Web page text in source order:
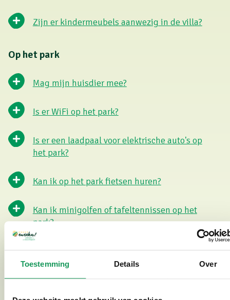
Toestemming Details Over
Zijn er kindermeubels aanwezig in de villa?
Op het park
Mag mijn huisdier mee?
Is er WiFi op het park?
Is er een laadpaal voor elektrische auto's op
het park?
Kan ik op het park fietsen huren?
Kan ik minigolfen of tafeltennissen op het
park?
Ponyrijden, waar is dat?
Is er een winkel op het park?